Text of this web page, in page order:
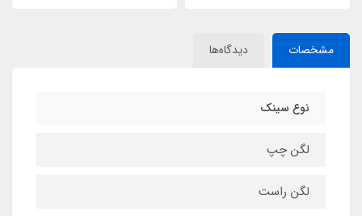
مشخصات دیدگاه‌ها
نوع سینک
لگن چپ
لگن راست